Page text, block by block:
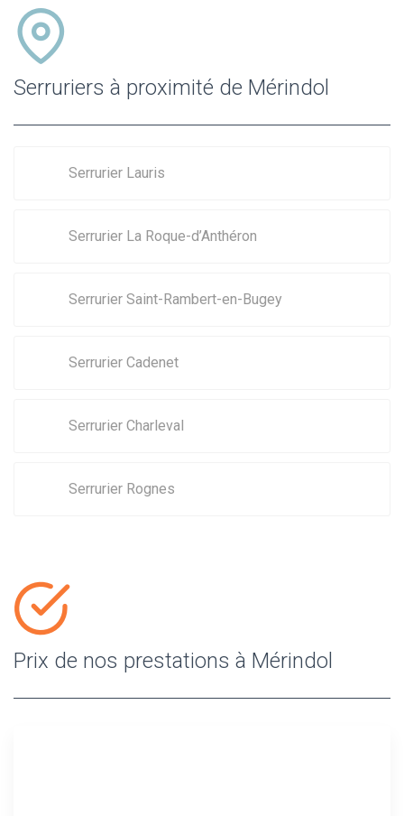
Serruriers à proximité de Mérindol
Serrurier Lauris
Serrurier La Roque-d’Anthéron
Serrurier Saint-Rambert-en-Bugey
Serrurier Cadenet
Serrurier Charleval
Serrurier Rognes
Prix de nos prestations à Mérindol